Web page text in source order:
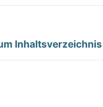
Inhaltsverzeichnis